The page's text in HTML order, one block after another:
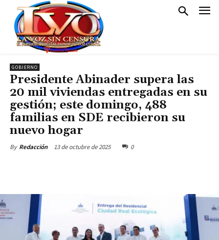
GOBIERNO
Presidente Abinader supera las
20 mil viviendas entregadas en su
gestión; este domingo, 488
familias en SDE recibieron su
nuevo hogar
By Redacción 13 de octubre de 2025 0